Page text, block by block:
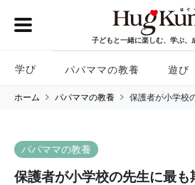
子どもと一緒に楽しむ、学ぶ、
学び パパママの教養 遊び
ホーム パパママの教養 保護者が小学校
パパママの教養
保護者が小学校の先生に最も